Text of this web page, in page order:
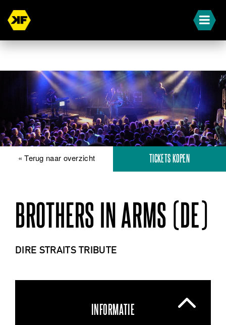
« Terug naar overzicht TICKETS KOPEN
BROTHERS IN ARMS (DE)
DIRE STRAITS TRIBUTE
INFORMATIE